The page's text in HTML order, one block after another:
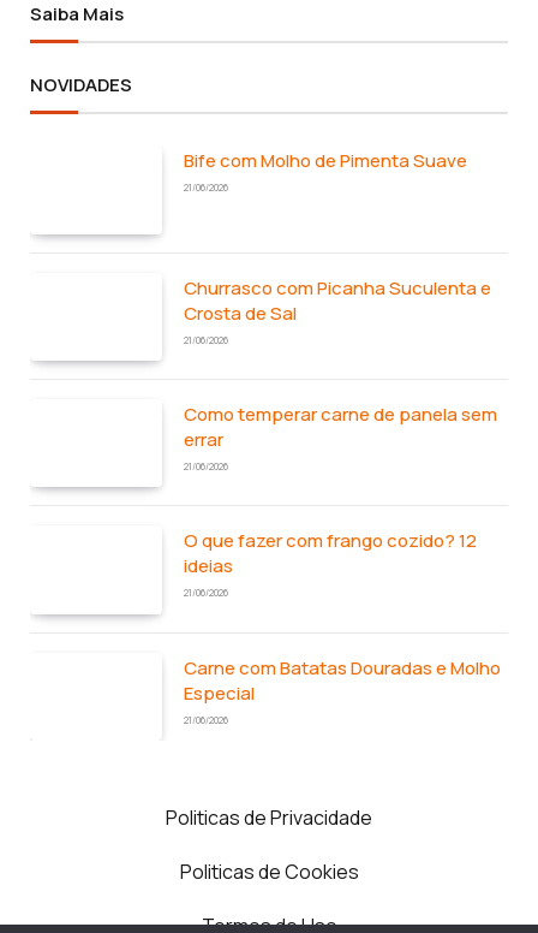
Saiba Mais
NOVIDADES
Bife com Molho de Pimenta Suave
21/06/2026
Churrasco com Picanha Suculenta e
Crosta de Sal
21/06/2026
Como temperar carne de panela sem
errar
21/06/2026
O que fazer com frango cozido? 12
ideias
21/06/2026
Carne com Batatas Douradas e Molho
Especial
21/06/2026
Politicas de Privacidade
Politicas de Cookies
Termos de Uso